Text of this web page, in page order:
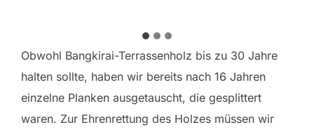
Obwohl Bangkirai-Terrassenholz bis zu 30 Jahre
halten sollte, haben wir bereits nach 16 Jahren
einzelne Planken ausgetauscht, die gesplittert
waren. Zur Ehrenrettung des Holzes müssen wir